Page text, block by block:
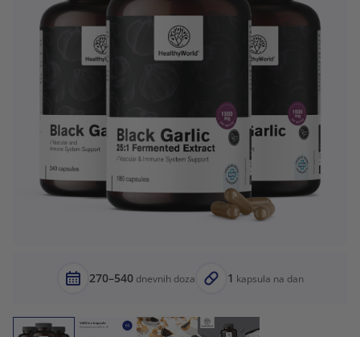
270–540dnevnih doza 1 kapsula na dan